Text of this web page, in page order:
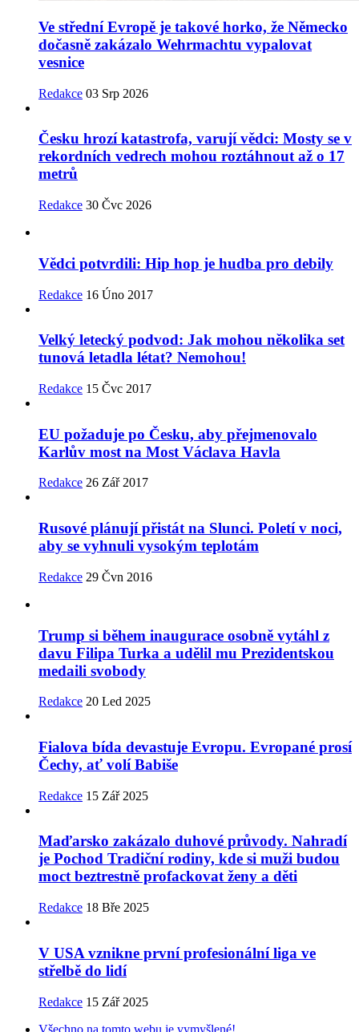
Ve střední Evropě je takové horko, že Německo
dočasně zakázalo Wehrmachtu vypalovat
vesnice
Redakce 03 Srp 2026
Česku hrozí katastrofa, varují vědci: Mosty se v
rekordních vedrech mohou roztáhnout až o 17
metrů
Redakce 30 Čvc 2026
Vědci potvrdili: Hip hop je hudba pro debily
Redakce 16 Úno 2017
Velký letecký podvod: Jak mohou několika set
tunová letadla létat? Nemohou!
Redakce 15 Čvc 2017
EU požaduje po Česku, aby přejmenovalo
Karlův most na Most Václava Havla
Redakce 26 Zář 2017
Rusové plánují přistát na Slunci. Poletí v noci,
aby se vyhnuli vysokým teplotám
Redakce 29 Čvn 2016
Trump si během inaugurace osobně vytáhl z
davu Filipa Turka a udělil mu Prezidentskou
medaili svobody
Redakce 20 Led 2025
Fialova bída devastuje Evropu. Evropané prosí
Čechy, ať volí Babiše
Redakce 15 Zář 2025
Maďarsko zakázalo duhové průvody. Nahradí
je Pochod Tradiční rodiny, kde si muži budou
moct beztrestně profackovat ženy a děti
Redakce 18 Bře 2025
V USA vznikne první profesionální liga ve
střelbě do lidí
Redakce 15 Zář 2025
Všechno na tomto webu je vymyšlené!